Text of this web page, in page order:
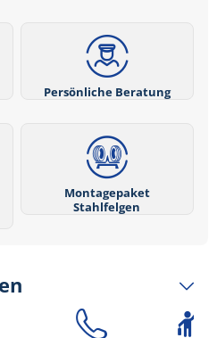
Persönliche Beratung
Montagepaket
Stahlfelgen